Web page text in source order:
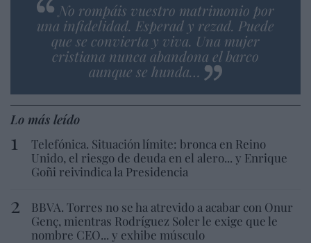
No rompáis vuestro matrimonio por
una infidelidad. Esperad y rezad. Puede
que se convierta y viva. Una mujer
cristiana nunca abandona el barco
aunque se hunda…
Lo más leído
Telefónica. Situación límite: bronca en Reino
Unido, el riesgo de deuda en el alero... y Enrique
Goñi reivindica la Presidencia
BBVA. Torres no se ha atrevido a acabar con Onur
Genç, mientras Rodríguez Soler le exige que le
nombre CEO... y exhibe músculo